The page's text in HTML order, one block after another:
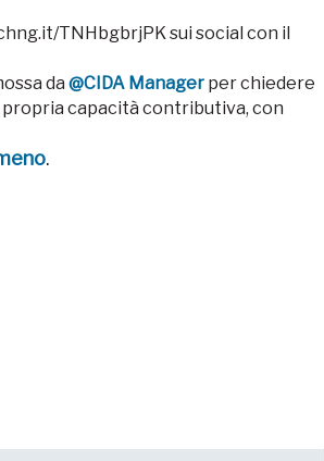
TNHbgbrjPK sui social con il
da @CIDA Manager per chiedere
capacità contributiva, con
.